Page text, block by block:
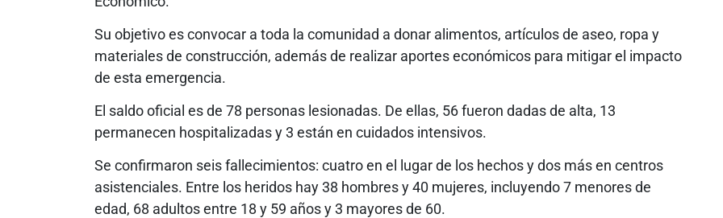
Su objetivo es convocar a toda la comunidad a donar alimentos, artículos de aseo, ropa y
materiales de construcción, además de realizar aportes económicos para mitigar el impacto
de esta emergencia.
El saldo oficial es de 78 personas lesionadas. De ellas, 56 fueron dadas de alta, 13
permanecen hospitalizadas y 3 están en cuidados intensivos.
Se confirmaron seis fallecimientos: cuatro en el lugar de los hechos y dos más en centros
asistenciales. Entre los heridos hay 38 hombres y 40 mujeres, incluyendo 7 menores de
edad, 68 adultos entre 18 y 59 años y 3 mayores de 60.